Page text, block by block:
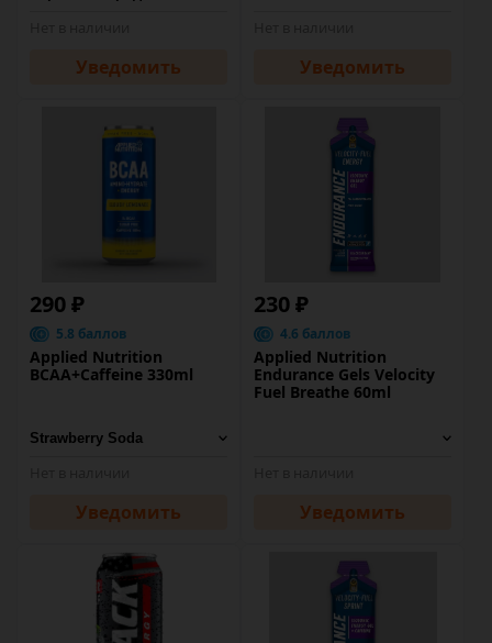
Уведомить Уведомить
290 ₽
5.8 баллов
Applied Nutrition
BCAA+Caffeine 330ml
Уведомить
230 ₽
4.6 баллов
Applied Nutrition
Endurance Gels Velocity
Fuel Breathe 60ml
Уведомить